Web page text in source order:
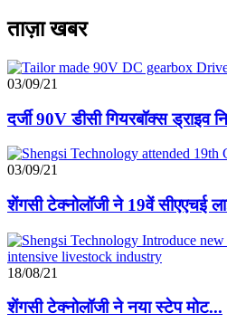
ताज़ा खबर
03/09/21
दर्जी 90V डीसी गियरबॉक्स ड्राइव
03/09/21
शेंगसी टेक्नोलॉजी ने 19वें सीएएचई
18/08/21
शेंगसी टेक्नोलॉजी ने नया स्टेप मोट...